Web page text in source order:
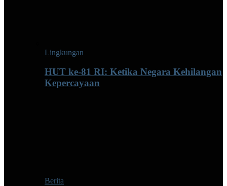
Lingkungan
HUT ke-81 RI: Ketika Negara Kehilangan
Kepercayaan
Berita